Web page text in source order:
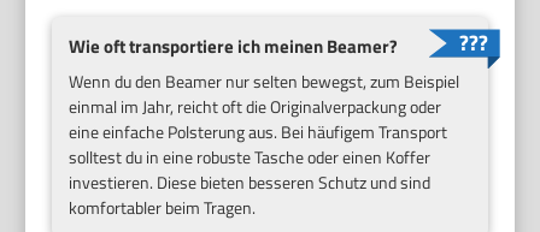
Wie oft transportiere ich meinen Beamer?
Wenn du den Beamer nur selten bewegst, zum Beispiel
einmal im Jahr, reicht oft die Originalverpackung oder
eine einfache Polsterung aus. Bei häufigem Transport
solltest du in eine robuste Tasche oder einen Koffer
investieren. Diese bieten besseren Schutz und sind
komfortabler beim Tragen.